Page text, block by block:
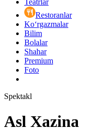
Teatrlar
Restoranlar
Ko‘rgazmalar
Bilim
Bolalar
Shahar
Premium
Foto
Spektakl
Asl Xazina